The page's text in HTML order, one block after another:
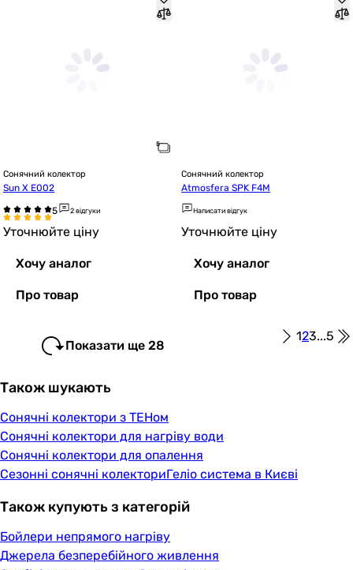
Сонячний колектор
Sun X Е002
2 відгуки
Уточнюйте ціну
Хочу аналог
Про товар
Сонячний колектор
Atmosfera SPK F4M
Написати відгук
Уточнюйте ціну
Хочу аналог
Про товар
Показати ще 28
123...5
Також шукають
Сонячні колектори з ТЕНом
Сонячні колектори для нагріву води
Сонячні колектори для опалення
Сезонні сонячні колекториГеліо система в Києві
Також купують з категорій
Бойлери непрямого нагріву
Джерела безперебійного живлення